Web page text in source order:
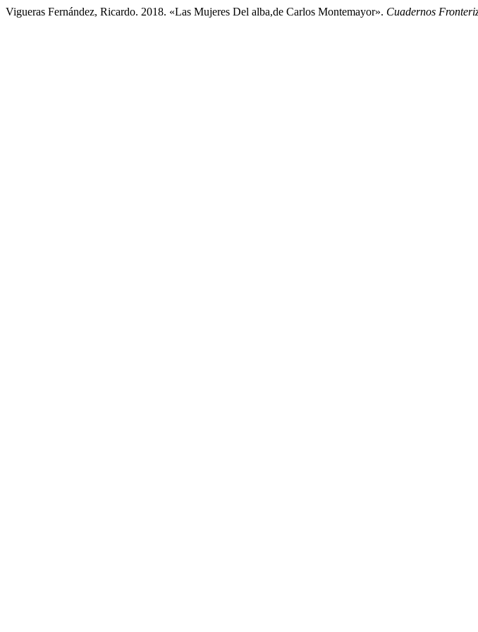
Vigueras Fernández, Ricardo. 2018. «Las Mujeres Del alba,de Carlos Montemayor». Cuadernos